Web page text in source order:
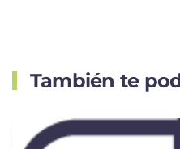
También te